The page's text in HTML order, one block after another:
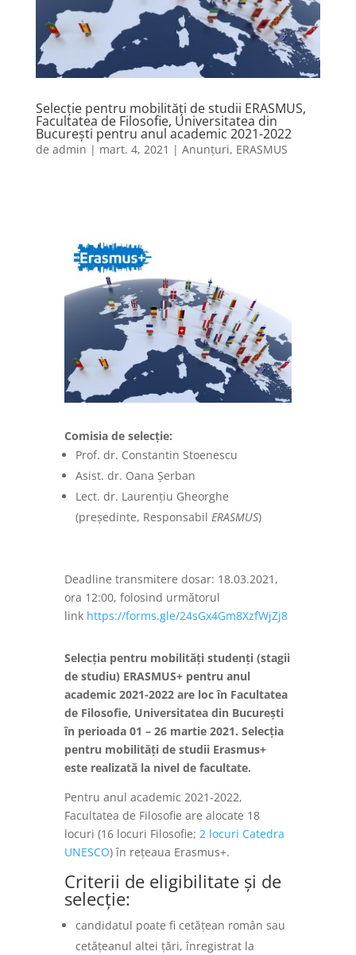
Selecție pentru mobilități de studii ERASMUS,
Facultatea de Filosofie, Universitatea din
București pentru anul academic 2021-2022
de admin | mart. 4, 2021 | Anunțuri, ERASMUS
Comisia de selecție:
Prof. dr. Constantin Stoenescu
Asist. dr. Oana Șerban
Lect. dr. Laurențiu Gheorghe
(președinte, Responsabil ERASMUS)
Deadline transmitere dosar: 18.03.2021,
ora 12:00, folosind următorul
link https://forms.gle/24sGx4Gm8XzfWjZj8
Selecția pentru mobilități studenți (stagii
de studiu) ERASMUS+ pentru anul
academic 2021-2022 are loc în Facultatea
de Filosofie, Universitatea din București
în perioada 01 – 26 martie 2021. Selecția
pentru mobilități de studii Erasmus+
este realizată la nivel de facultate.
Pentru anul academic 2021-2022,
Facultatea de Filosofie are alocate 18
locuri (16 locuri Filosofie; 2 locuri Catedra
UNESCO) în rețeaua Erasmus+.
Criterii de eligibilitate și de
selecție:
candidatul poate fi cetățean român sau
cetățeanul altei țări, înregistrat la